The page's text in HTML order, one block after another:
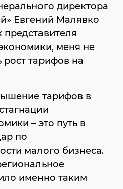
директора
Евгений Малявко
представителя
меня не
тарифов на
тарифов в
– это путь в
по
малого бизнеса.
именно таким